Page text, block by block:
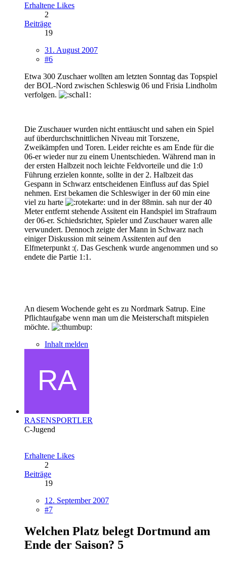
Erhaltene Likes
2
Beiträge
19
31. August 2007
#6
Etwa 300 Zuschaer wollten am letzten Sonntag das Topspiel
der BOL-Nord zwischen Schleswig 06 und Frisia Lindholm
verfolgen.
Die Zuschauer wurden nicht enttäuscht und sahen ein Spiel
auf überdurchschnittlichen Niveau mit Torszene,
Zweikämpfen und Toren. Leider reichte es am Ende für die
06-er wieder nur zu einem Unentschieden. Während man in
der ersten Halbzeit noch leichte Feldvorteile und die 1:0
Führung erzielen konnte, sollte in der 2. Halbzeit das
Gespann in Schwarz entscheidenen Einfluss auf das Spiel
nehmen. Erst bekamen die Schleswiger in der 60 min eine
viel zu harte
und in der 88min. sah nur der 40
Meter entfernt stehende Assitent ein Handspiel im Strafraum
der 06-er. Schiedsrichter, Spieler und Zuschauer waren alle
verwundert. Dennoch zeigte der Mann in Schwarz nach
einiger Diskussion mit seinem Assitenten auf den
Elfmeterpunkt :(. Das Geschenk wurde angenommen und so
endete die Partie 1:1.
An diesem Wochende geht es zu Nordmark Satrup. Eine
Pflichtaufgabe wenn man um die Meisterschaft mitspielen
möchte.
Inhalt melden
RASENSPORTLER
C-Jugend
Erhaltene Likes
2
Beiträge
19
12. September 2007
#7
Welchen Platz belegt Dortmund am
Ende der Saison? 5